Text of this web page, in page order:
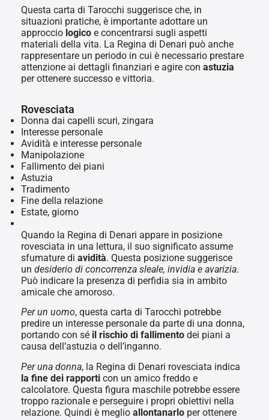
Questa carta di Tarocchi suggerisce che, in
situazioni pratiche, è importante adottare un
approccio logico e concentrarsi sugli aspetti
materiali della vita. La Regina di Denari può anche
rappresentare un periodo in cui è necessario prestare
attenzione ai dettagli finanziari e agire con astuzia
per ottenere successo e vittoria.
Rovesciata
Donna dai capelli scuri, zingara
Interesse personale
Avidità e interesse personale
Manipolazione
Fallimento dei piani
Astuzia
Tradimento
Fine della relazione
Estate, giorno
Quando la Regina di Denari appare in posizione
rovesciata in una lettura, il suo significato assume
sfumature di avidità. Questa posizione suggerisce
un desiderio di concorrenza sleale, invidia e avarizia.
Può indicare la presenza di perfidia sia in ambito
amicale che amoroso.
Per un uomo, questa carta di Tarocchi potrebbe
predire un interesse personale da parte di una donna,
portando con sé il rischio di fallimento dei piani a
causa dell’astuzia o dell’inganno.
Per una donna, la Regina di Denari rovesciata indica
la fine dei rapporti con un amico freddo e
calcolatore. Questa figura maschile potrebbe essere
troppo razionale e perseguire i propri obiettivi nella
relazione. Quindi è meglio allontanarlo per ottenere